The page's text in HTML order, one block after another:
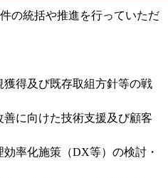
の統括や推進を行っていただ
獲得及び既存取組方針等の戦
善に向けた技術支援及び顧客
効率化施策（DX等）の検討・